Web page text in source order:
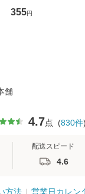
キューンレコード
[CD]【メール便送
355円
舗
4.7点 (830件)
配送スピード
4.6
方法 営業日カレン